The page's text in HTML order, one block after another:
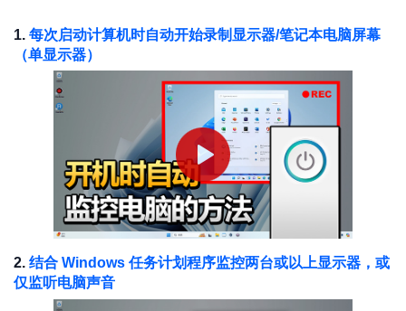
1. 每次启动计算机时自动开始录制显示器/笔记本电脑屏幕
（单显示器）
2. 结合 Windows 任务计划程序监控两台或以上显示器，或
仅监听电脑声音